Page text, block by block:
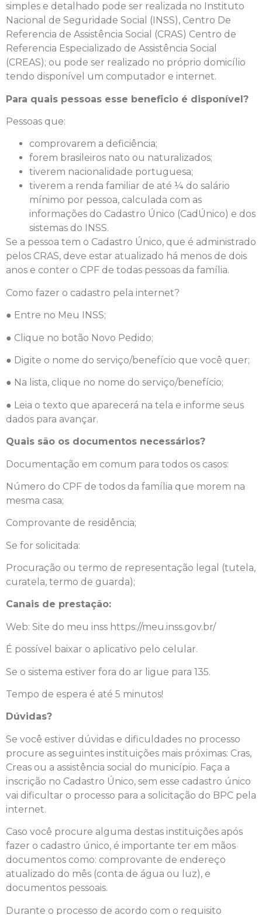
simples e detalhado pode ser realizada no Instituto
Nacional de Seguridade Social (INSS), Centro De
Referencia de Assistência Social (CRAS) Centro de
Referencia Especializado de Assistência Social
(CREAS); ou pode ser realizado no próprio domicílio
tendo disponível um computador e internet.
Para quais pessoas esse beneficio é disponível?
Pessoas que:
comprovarem a deficiência;
forem brasileiros nato ou naturalizados;
tiverem nacionalidade portuguesa;
tiverem a renda familiar de até ¼ do salário
mínimo por pessoa, calculada com as
informações do Cadastro Único (CadÚnico) e dos
sistemas do INSS.
Se a pessoa tem o Cadastro Único, que é administrado
pelos CRAS, deve estar atualizado há menos de dois
anos e conter o CPF de todas pessoas da família.
Como fazer o cadastro pela internet?
● Entre no Meu INSS;
● Clique no botão Novo Pedido;
● Digite o nome do serviço/benefício que você quer;
● Na lista, clique no nome do serviço/benefício;
● Leia o texto que aparecerá na tela e informe seus
dados para avançar.
Quais são os documentos necessários?
Documentação em comum para todos os casos:
Número do CPF de todos da família que morem na
mesma casa;
Comprovante de residência;
Se for solicitada:
Procuração ou termo de representação legal (tutela,
curatela, termo de guarda);
Canais de prestação:
Web: Site do meu inss https://meu.inss.gov.br/
É possível baixar o aplicativo pelo celular.
Se o sistema estiver fora do ar ligue para 135.
Tempo de espera é até 5 minutos!
Dúvidas?
Se você estiver dúvidas e dificuldades no processo
procure as seguintes instituições mais próximas: Cras,
Creas ou a assistência social do município. Faça a
inscrição no Cadastro Único, sem esse cadastro único
vai dificultar o processo para a solicitação do BPC pela
internet.
Caso você procure alguma destas instituições após
fazer o cadastro único, é importante ter em mãos
documentos como: comprovante de endereço
atualizado do mês (conta de água ou luz), e
documentos pessoais.
Durante o processo de acordo com o requisito